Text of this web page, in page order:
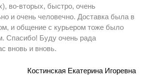
во-вторых, быстро, очень
и очень человечно. Доставка была в
и общение с курьером тоже было
Спасибо! Буду очень рада
вновь и вновь.
Костинская Екатерина Игоревна